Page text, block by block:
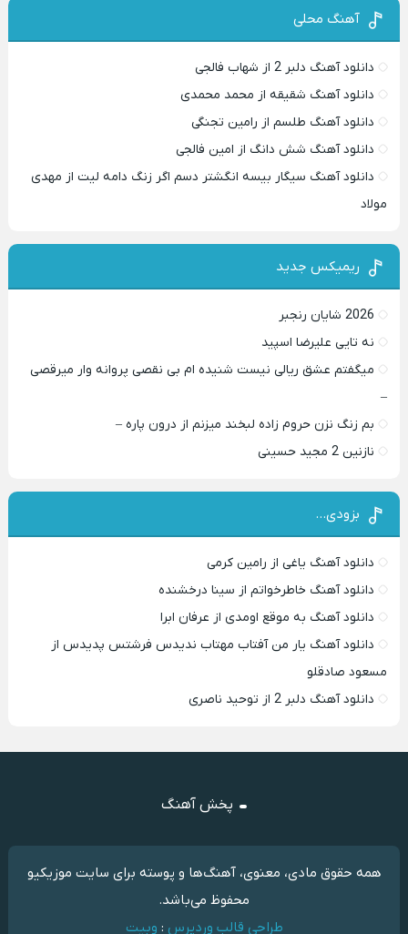
آهنگ محلی
دانلود آهنگ دلبر 2 از شهاب فالجی
دانلود آهنگ شقیقه از محمد محمدی
دانلود آهنگ طلسم از رامین تجنگی
دانلود آهنگ شش دانگ از امین فالجی
دانلود آهنگ سیگار بیسه انگشتر دسم اگر زنگ دامه لیت از مهدی
مولاد
ریمیکس جدید
2026 شایان رنجبر
نه تایی علیرضا اسپید
میگفتم عشق ریالی نیست شنیده ام بی نقصی پروانه وار میرقصی
–
بم زنگ نزن حروم زاده لبخند میزنم از درون پاره –
نازنین 2 مجید حسینی
بزودی…
دانلود آهنگ یاغی از رامین کرمی
دانلود آهنگ خاطرخواتم از سینا درخشنده
دانلود آهنگ به موقع اومدی از عرفان ابرا
دانلود آهنگ یار من آفتاب مهتاب ندیدس فرشتس پدیدس از
مسعود صادقلو
دانلود آهنگ دلبر 2 از توحید ناصری
پخش آهنگ
همه حقوق مادی، معنوی، آهنگ‌ها و پوسته برای سایت موزیکیو
محفوظ می‌باشد.
طراحی قالب وردپرس : وبیت